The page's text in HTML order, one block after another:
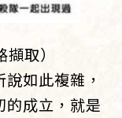
取）
如此複雜，
的成立，就是